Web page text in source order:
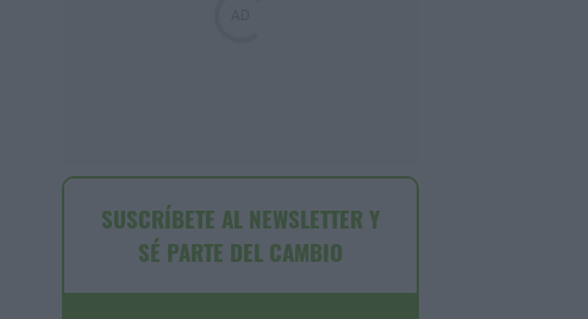
SUSCRÍBETE AL NEWSLETTER Y
SÉ PARTE DEL CAMBIO